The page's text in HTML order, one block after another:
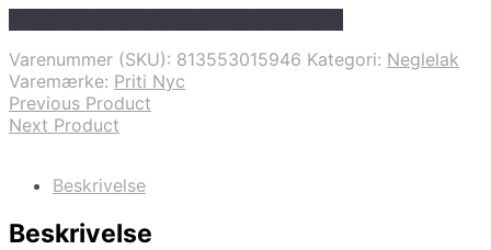
Varenummer (SKU): 813553015946 Kategori: Neglelak
Varemærke: Priti Nyc
Previous Product
Next Product
Beskrivelse
Beskrivelse